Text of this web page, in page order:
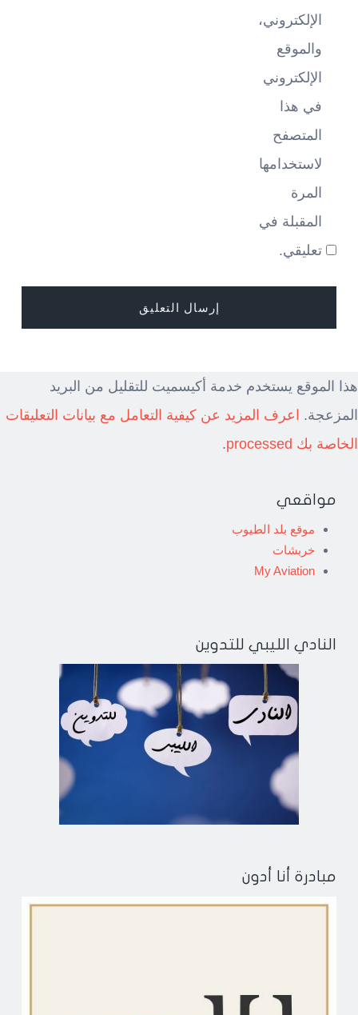
الإلكتروني،
والموقع
الإلكتروني
في هذا
المتصفح
لاستخدامها
المرة
المقبلة في
تعليقي.
هذا الموقع يستخدم خدمة أكيسميت للتقليل من البريد
المزعجة.
اعرف المزيد عن كيفية التعامل مع بيانات التعليقات
الخاصة بك processed
.
مواقعي
موقع بلد الطيوب
خربشات
My Aviation
النادي الليبي للتدوين
مبادرة أنا أدون